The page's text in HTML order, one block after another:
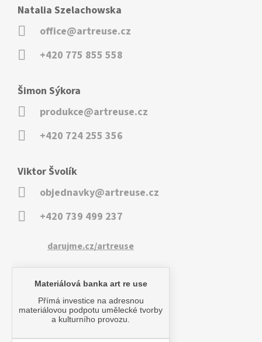
Natalia Szelachowska
office@artreuse.cz
+420 775 855 558
Šimon Sýkora
produkce@artreuse.cz
+420 724 255 356
Viktor Švolík
objednavky@artreuse.cz
+420 739 499 237
darujme.cz/artreuse